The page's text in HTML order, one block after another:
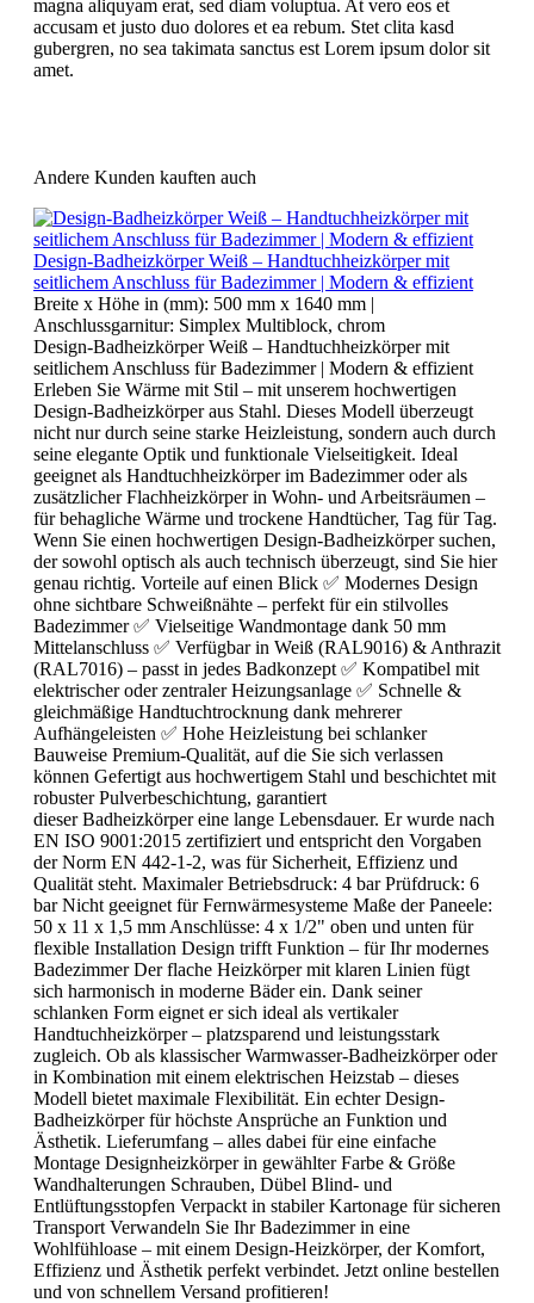
magna aliquyam erat, sed diam voluptua. At vero eos et
accusam et justo duo dolores et ea rebum. Stet clita kasd
gubergren, no sea takimata sanctus est Lorem ipsum dolor sit
amet.
Andere Kunden kauften auch
Design-Badheizkörper Weiß – Handtuchheizkörper mit
seitlichem Anschluss für Badezimmer | Modern & effizient
Breite x Höhe in (mm): 500 mm x 1640 mm |
Anschlussgarnitur: Simplex Multiblock, chrom
Design-Badheizkörper Weiß – Handtuchheizkörper mit
seitlichem Anschluss für Badezimmer | Modern & effizient
Erleben Sie Wärme mit Stil – mit unserem hochwertigen
Design-Badheizkörper aus Stahl. Dieses Modell überzeugt
nicht nur durch seine starke Heizleistung, sondern auch durch
seine elegante Optik und funktionale Vielseitigkeit. Ideal
geeignet als Handtuchheizkörper im Badezimmer oder als
zusätzlicher Flachheizkörper in Wohn- und Arbeitsräumen –
für behagliche Wärme und trockene Handtücher, Tag für Tag.
Wenn Sie einen hochwertigen Design-Badheizkörper suchen,
der sowohl optisch als auch technisch überzeugt, sind Sie hier
genau richtig. Vorteile auf einen Blick ✅ Modernes Design
ohne sichtbare Schweißnähte – perfekt für ein stilvolles
Badezimmer ✅ Vielseitige Wandmontage dank 50 mm
Mittelanschluss ✅ Verfügbar in Weiß (RAL9016) & Anthrazit
(RAL7016) – passt in jedes Badkonzept ✅ Kompatibel mit
elektrischer oder zentraler Heizungsanlage ✅ Schnelle &
gleichmäßige Handtuchtrocknung dank mehrerer
Aufhängeleisten ✅ Hohe Heizleistung bei schlanker
Bauweise Premium-Qualität, auf die Sie sich verlassen
können Gefertigt aus hochwertigem Stahl und beschichtet mit
robuster Pulverbeschichtung, garantiert
dieser Badheizkörper eine lange Lebensdauer. Er wurde nach
EN ISO 9001:2015 zertifiziert und entspricht den Vorgaben
der Norm EN 442-1-2, was für Sicherheit, Effizienz und
Qualität steht. Maximaler Betriebsdruck: 4 bar Prüfdruck: 6
bar Nicht geeignet für Fernwärmesysteme Maße der Paneele:
50 x 11 x 1,5 mm Anschlüsse: 4 x 1/2" oben und unten für
flexible Installation Design trifft Funktion – für Ihr modernes
Badezimmer Der flache Heizkörper mit klaren Linien fügt
sich harmonisch in moderne Bäder ein. Dank seiner
schlanken Form eignet er sich ideal als vertikaler
Handtuchheizkörper – platzsparend und leistungsstark
zugleich. Ob als klassischer Warmwasser-Badheizkörper oder
in Kombination mit einem elektrischen Heizstab – dieses
Modell bietet maximale Flexibilität. Ein echter Design-
Badheizkörper für höchste Ansprüche an Funktion und
Ästhetik. Lieferumfang – alles dabei für eine einfache
Montage Designheizkörper in gewählter Farbe & Größe
Wandhalterungen Schrauben, Dübel Blind- und
Entlüftungsstopfen Verpackt in stabiler Kartonage für sicheren
Transport Verwandeln Sie Ihr Badezimmer in eine
Wohlfühloase – mit einem Design-Heizkörper, der Komfort,
Effizienz und Ästhetik perfekt verbindet. Jetzt online bestellen
und von schnellem Versand profitieren!